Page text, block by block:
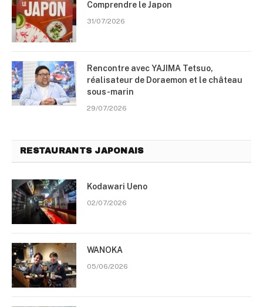
Comprendre le Japon
31/07/2026
Rencontre avec YAJIMA Tetsuo,
réalisateur de Doraemon et le château
sous-marin
29/07/2026
RESTAURANTS JAPONAIS
Kodawari Ueno
02/07/2026
WANOKA
05/06/2026